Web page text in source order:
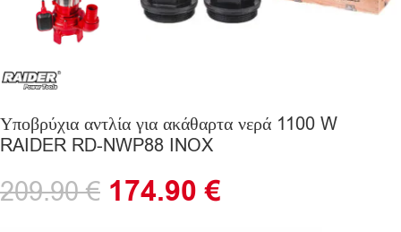
Υποβρύχια αντλία για ακάθαρτα νερά 1100 W
RAIDER RD-NWP88 INOX
209.90€ 174.90€